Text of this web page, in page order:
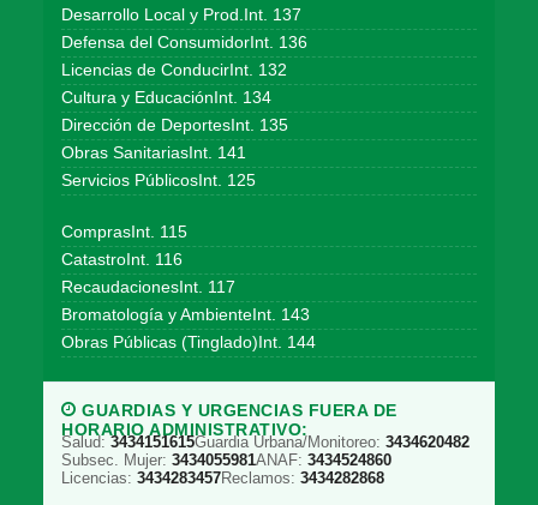
Desarrollo Local y Prod.Int. 137
Defensa del ConsumidorInt. 136
Licencias de ConducirInt. 132
Cultura y EducaciónInt. 134
Dirección de DeportesInt. 135
Obras SanitariasInt. 141
Servicios PúblicosInt. 125
ComprasInt. 115
CatastroInt. 116
RecaudacionesInt. 117
Bromatología y AmbienteInt. 143
Obras Públicas (Tinglado)Int. 144
GUARDIAS Y URGENCIAS FUERA DE
HORARIO ADMINISTRATIVO:
Salud: 3434151615Guardia Urbana/Monitoreo: 3434620482
Subsec. Mujer: 3434055981ANAF: 3434524860
Licencias: 3434283457Reclamos: 3434282868